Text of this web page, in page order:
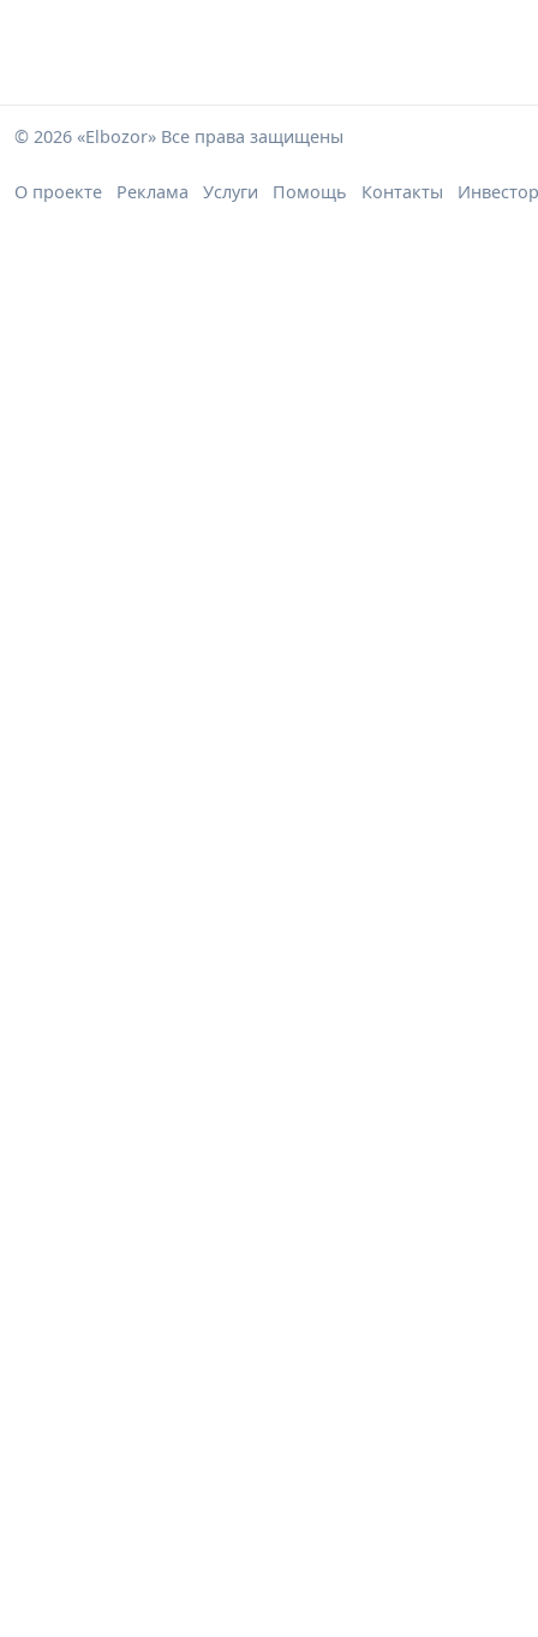
© 2026 «Elbozor» Все права защищены
О проекте Реклама Услуги Помощь Контакты